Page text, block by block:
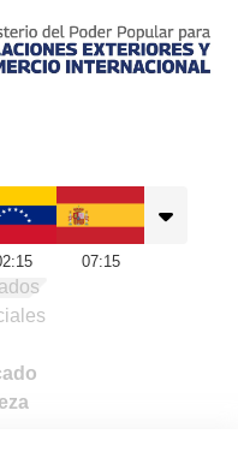
a
:15 07:15